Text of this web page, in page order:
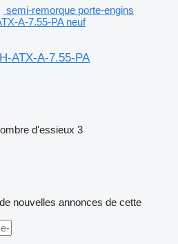
semi-remorque porte-engins
A-7.55-PA neuf
ATX-A-7.55-PA
d'essieux 3
nouvelles annonces de cette